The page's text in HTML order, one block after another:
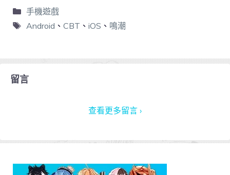
手機遊戲
Android 、 CBT 、 iOS 、 鳴潮
留言
查看更多留言 ›